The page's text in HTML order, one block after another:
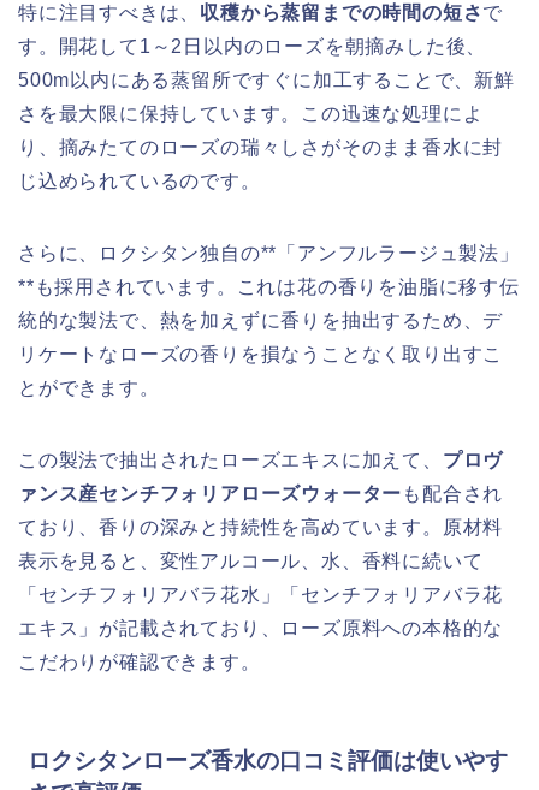
特に注目すべきは、 収穫から蒸留までの時間の短さで
す。開花して1～2日以内のローズを朝摘みした後、
500m以内にある蒸留所ですぐに加工することで、新鮮
さを最大限に保持しています。この迅速な処理によ
り、摘みたてのローズの瑞々しさがそのまま香水に封
じ込められているのです。
さらに、ロクシタン独自の**「アンフルラージュ製法」
**も採用されています。これは花の香りを油脂に移す伝
統的な製法で、熱を加えずに香りを抽出するため、デ
リケートなローズの香りを損なうことなく取り出すこ
とができます。
この製法で抽出されたローズエキスに加えて、 プロヴ
ァンス産センチフォリアローズウォーター も配合され
ており、香りの深みと持続性を高めています。原材料
表示を見ると、変性アルコール、水、香料に続いて
「センチフォリアバラ花水」「センチフォリアバラ花
エキス」が記載されており、ローズ原料への本格的な
こだわりが確認できます。
ロクシタンローズ香水の口コミ評価は使いやす